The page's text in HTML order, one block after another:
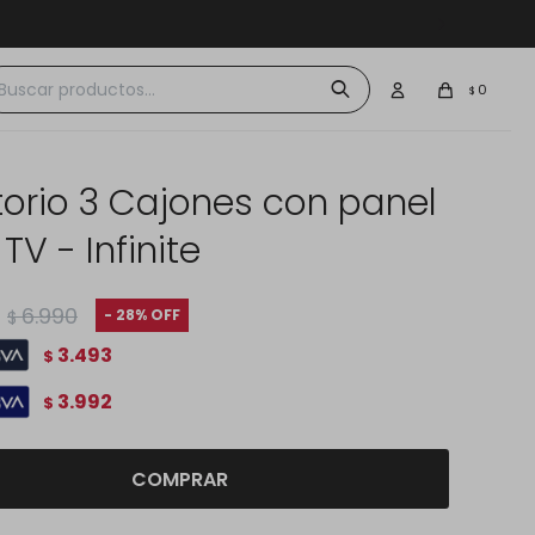
$ 0
3 Cajones con panel
- Infinite
$ 6.990 28
$ 3.493
$ 3.992
COMPRAR